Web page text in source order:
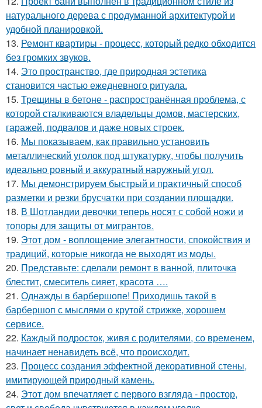
натурального дерева с продуманной архитектурой и
удобной планировкой.
13. Ремонт квартиры - процесс, который редко обходится
без громких звуков.
14. Это пространство, где природная эстетика
становится частью ежедневного ритуала.
15. Трещины в бетоне - распространённая проблема, с
которой сталкиваются владельцы домов, мастерских,
гаражей, подвалов и даже новых строек.
16. Мы показываем, как правильно установить
металлический уголок под штукатурку, чтобы получить
идеально ровный и аккуратный наружный угол.
17. Мы демонстрируем быстрый и практичный способ
разметки и резки брусчатки при создании площадки.
18. В Шотландии девочки теперь носят с собой ножи и
топоры для защиты от мигрантов.
19. Этот дом - воплощение элегантности, спокойствия и
традиций, которые никогда не выходят из моды.
20. Представьте: сделали ремонт в ванной, плиточка
блестит, смеситель сияет, красота ….
21. Однажды в барбершопе! Приходишь такой в
барбершоп с мыслями о крутой стрижке, хорошем
сервисе.
22. Каждый подросток, живя с родителями, со временем,
начинает ненавидеть всё, что происходит.
23. Процесс создания эффектной декоративной стены,
имитирующей природный камень.
24. Этот дом впечатляет с первого взгляда - простор,